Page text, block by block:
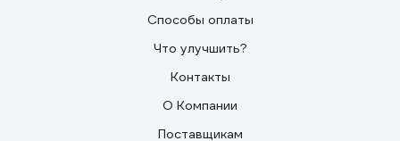
Способы оплаты
Что улучшить?
Контакты
О Компании
Поставщикам